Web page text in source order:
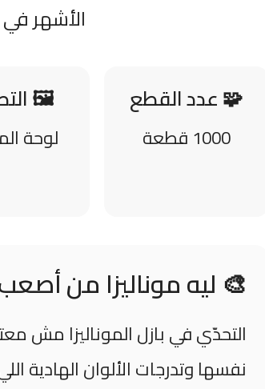
الأشهر
🧩 عدد القطع
1000 قطعة
🖼️
لوحة
🎨 ليه موناليزا من
التحدّي في بازل الموناليزا مش
نفسها وتدرجات الألوان الهادية